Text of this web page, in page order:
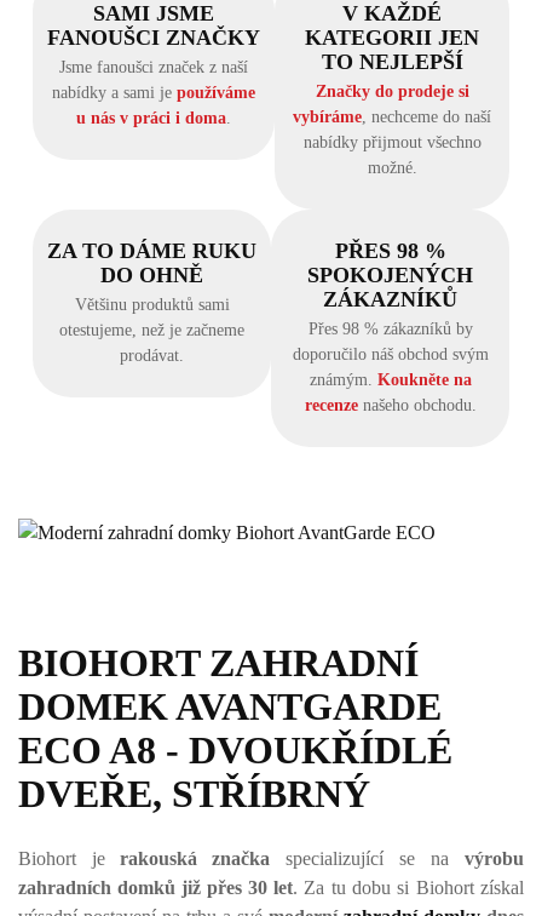
SAMI JSME
FANOUŠCI ZNAČKY
Jsme fanoušci značek z naší
nabídky a sami je používáme
u nás v práci i doma.
V KAŽDÉ
KATEGORII JEN
TO NEJLEPŠÍ
Značky do prodeje si
vybíráme, nechceme do naší
nabídky přijmout všechno
možné.
ZA TO DÁME RUKU
DO OHNĚ
Většinu produktů sami
otestujeme, než je začneme
prodávat.
PŘES 98 %
SPOKOJENÝCH
ZÁKAZNÍKŮ
Přes 98 % zákazníků by
doporučilo náš obchod svým
známým. Koukněte na
recenzenašeho obchodu.
BIOHORT ZAHRADNÍ
DOMEK AVANTGARDE
ECO A8 - DVOUKŘÍDLÉ
DVEŘE, STŘÍBRNÝ
Biohort je rakouská značka specializující se na výrobu
zahradních domků již přes 30 let. Za tu dobu si Biohort získal